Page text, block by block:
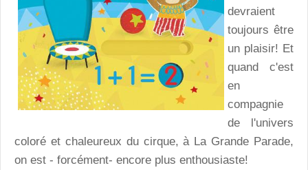
devraient
toujours être
un plaisir! Et
quand c'est
en
compagnie
de l'univers
coloré et chaleureux du cirque, à La Grande Parade,
on est - forcément- encore plus enthousiaste!